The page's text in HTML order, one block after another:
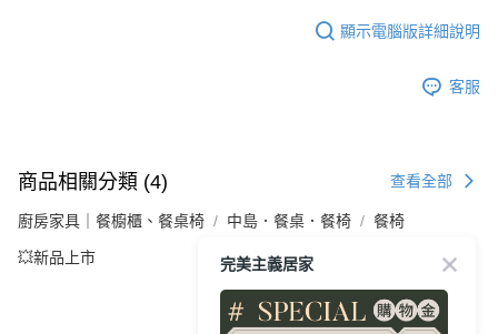
顯示電腦版詳細說明
客服
商品相關分類 (4) 查看全部
廚房家具｜餐櫥櫃、餐桌椅 中島．餐桌．餐椅 餐椅
💥新品上市 完美主義居家